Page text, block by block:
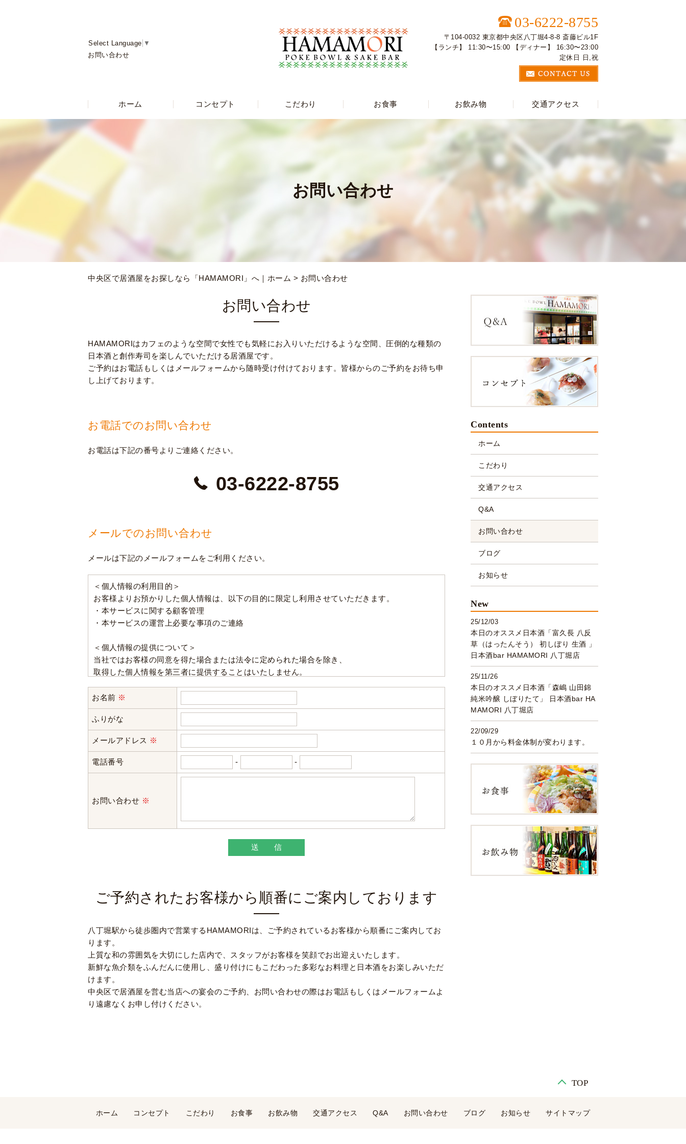
Select Language ▼
お問い合わせ
03-6222-8755
〒104-0032 東京都中央区八丁堀4-8-8 斎藤ビル1F
【ランチ】 11:30〜15:00 【ディナー】 16:30〜23:00
定休日 日,祝
ホーム コンセプト こだわり お食事 お飲み物 交通アクセス
お問い合わせ
中央区で居酒屋をお探しなら「HAMAMORI」へ｜ホーム > お問い合わせ
お問い合わせ
HAMAMORIはカフェのような空間で女性でも気軽にお入りいただけるような空間、圧倒的な種類の
日本酒と創作寿司を楽しんでいただける居酒屋です。
ご予約はお電話もしくはメールフォームから随時受け付けております。皆様からのご予約をお待ち申
し上げております。
お電話でのお問い合わせ
お電話は下記の番号よりご連絡ください。
03-6222-8755
メールでのお問い合わせ
メールは下記のメールフォームをご利用ください。
＜個人情報の利用目的＞
お客様よりお預かりした個人情報は、以下の目的に限定し利用させていただきます。
・本サービスに関する顧客管理
・本サービスの運営上必要な事項のご連絡
＜個人情報の提供について＞
当社ではお客様の同意を得た場合または法令に定められた場合を除き、
取得した個人情報を第三者に提供することはいたしません。
＜個人情報の委託について＞
当社では、利用目的の達成に必要な範囲において、個人情報を外部に委託する場合があります。
これらの委託先に対しては個人情報保護契約等の措置をとり、適切な監督を行います。
＜個人情報の安全管理＞
当社では、個人情報の漏洩等がなされないよう、適切に安全管理対策を実施します。
すので予めご了承ください。
＜個人情報の開示･訂正・削除･利用停止の手続について＞
当社では、お客様の個人情報の開示･訂正･削除・利用停止の手続を定めさせて頂いております。
ご本人である事を確認のうえ、対応させて頂きます。
お名前 ※
ふりがな
メールアドレス ※
電話番号 - -
お問い合わせ ※
ご予約されたお客様から順番にご案内しております
八丁堀駅から徒歩圏内で営業するHAMAMORIは、ご予約されているお客様から順番にご案内してお
ります。
上質な和の雰囲気を大切にした店内で、スタッフがお客様を笑顔でお出迎えいたします。
新鮮な魚介類をふんだんに使用し、盛り付けにもこだわった多彩なお料理と日本酒をお楽しみいただ
けます。
中央区で居酒屋を営む当店への宴会のご予約、お問い合わせの際はお電話もしくはメールフォームよ
り遠慮なくお申し付けください。
Contents
ホーム
こだわり
交通アクセス
Q&A
お問い合わせ
ブログ
お知らせ
New
25/12/03
本日のオススメ日本酒「富久長 八反
草（はったんそう） 初しぼり 生酒 」
日本酒bar HAMAMORI 八丁堀店
25/11/26
本日のオススメ日本酒「森嶋 山田錦
純米吟醸 しぼりたて」 日本酒bar HA
MAMORI 八丁堀店
22/09/29
１０月から料金体制が変わります。
TOP
ホーム コンセプト こだわり お食事 お飲み物 交通アクセス Q&A お問い合わせ ブログ お知らせ サイトマップ